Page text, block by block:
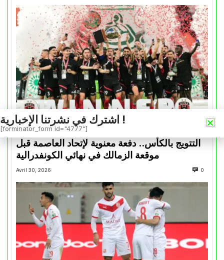
كأس الكونفدرالية
التتويج بالكأس.. دفعة معنوية لإتحاد العاصمة قبل
موقعة الزمالك في نهائي الكونفدرالية
Avril 30, 2026 0
اشترك في نشرتنا الإخبارية !
[forminator_form id="4777"]